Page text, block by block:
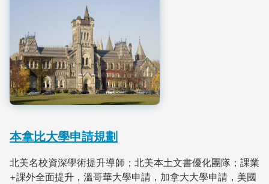
本拿比大學申請規劃
北美名校資深學術提升導師；北美本土文書優化團隊；課業
+課外全面提升，溫哥華大學申請，加拿大大學申請，美國